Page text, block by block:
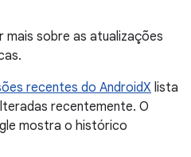
mais sobre as atualizações
recentes do AndroidX lista
recentemente. O
mostra o histórico